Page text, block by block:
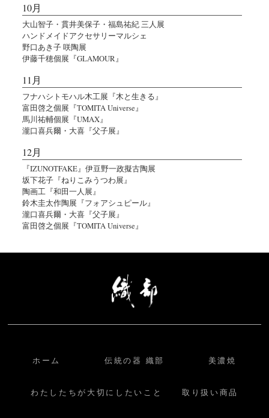
10月
大山智子・貫井美保子・福島祐紀 三人展
ハンドメイドアクセサリーマルシェ
野口あき子 咲陶展
伊藤千穂個展『GLAMOUR』
11月
フナハシトモハル木工展『木と生きる』
富田啓之個展『TOMITA Universe』
馬川祐輔個展『UMAX』
瀧口喜兵爾・大喜『父子展』
12月
『IZUNOTFAKE』伊豆野一政擬古陶展
坂下花子『ねりこみうつわ展』
陶画工『和田一人展』
鈴木圭太作陶展『フォアシュピール』
瀧口喜兵爾・大喜『父子展』
富田啓之個展『TOMITA Universe』
ホーム 伝統の器 織部 美濃焼
わたしたちが大切にしたいこと 取り扱い商品